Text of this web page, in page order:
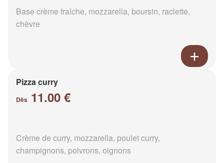
Base crème fraîche, mozzarella, boursin, raclette,
chèvre
Pizza curry
Dès 11.00 €
Crème de curry, mozzarella, poulet curry,
champignons, poivrons, oignons